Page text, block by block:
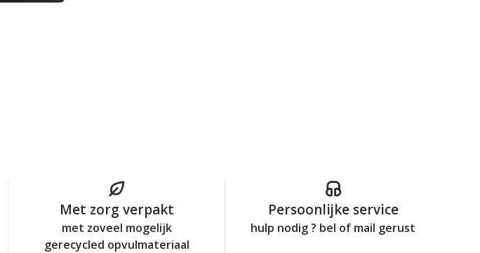
Met zorg verpakt
met zoveel mogelijk
gerecycled opvulmateriaal
Persoonlijke service
hulp nodig ? bel of mail gerust